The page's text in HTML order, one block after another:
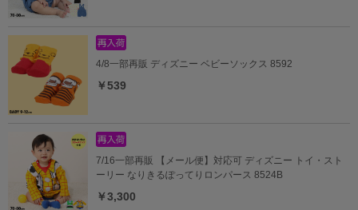
4/8一部再販 ディズニー ベビーソックス 8592
￥539
7/16一部再販 【メール便】対応可 ディズニー トイ・スト
ーリー なりきるぽってりロンパース 8524B
￥3,300